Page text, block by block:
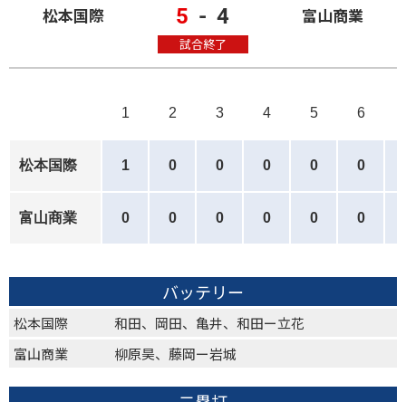
松本国際 5 - 4
試合終了
富山商業
1 2 3 4 5 6
松本国際 1 0 0 0 0 0
富山商業 0 0 0 0 0 0
バッテリー
松本国際
和田、岡田、亀井、和田ー立花
富山商業
柳原昊、藤岡ー岩城